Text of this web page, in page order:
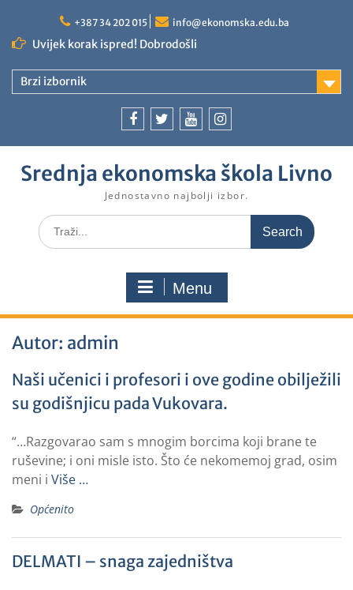
+387 34 202 015 info@ekonomska.edu.ba
Uvijek korak ispred! Dobrodošli
Brzi izbornik
Srednja ekonomska škola Livno
Jednostavno najbolji izbor.
Menu
Autor: admin
Naši učenici i profesori i ove godine obilježili
su godišnjicu pada Vukovara.
“…Razgovarao sam s mnogim borcima koji brane te
ruševine; i oni misle isto. Što će nekomemoj grad, osim
meni i Više …
Općenito
DELMATI – snaga zajedništva